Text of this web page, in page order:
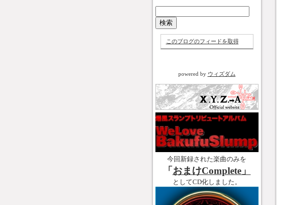
このブログのフィードを取得
powered by ウィズダム
今回新録された楽曲のみを
「おまけComplete」
としてCD化しました。